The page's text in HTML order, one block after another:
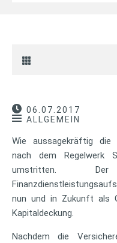
06.07.2017
ALLGEMEIN
Wie aussagekräftig die
nach dem Regelwerk
umstritten.
nun und in Zukunft als
Kapitaldeckung.
Nachdem die